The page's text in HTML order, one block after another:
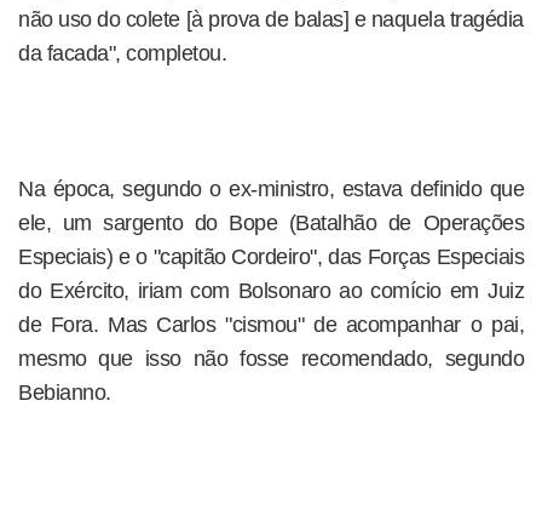
não uso do colete [à prova de balas] e naquela tragédia
da facada", completou.
Na época, segundo o ex-ministro, estava definido que
ele, um sargento do Bope (Batalhão de Operações
Especiais) e o "capitão Cordeiro", das Forças Especiais
do Exército, iriam com Bolsonaro ao comício em Juiz
de Fora. Mas Carlos "cismou" de acompanhar o pai,
mesmo que isso não fosse recomendado, segundo
Bebianno.